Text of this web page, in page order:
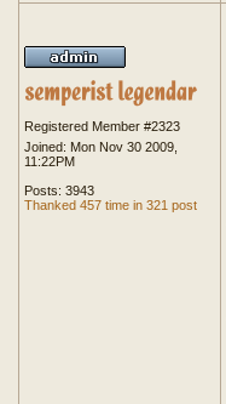
Registered Member #2323
Joined: Mon Nov 30 2009,
11:22PM
Posts: 3943
Thanked 457 time in 321 post